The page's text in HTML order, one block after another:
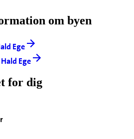
om byen
Ege
Ege
for dig